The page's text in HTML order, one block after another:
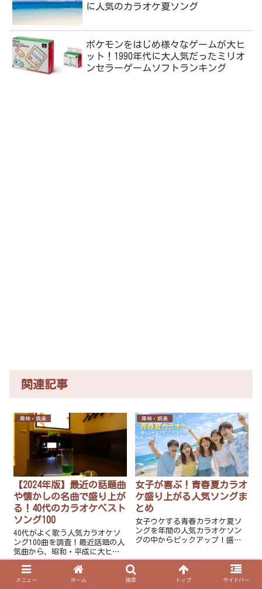
に人気のカラオケ夏ソング
ポケモンをはじめ様々なゲームが大ヒ
ット！1990年代に大人気だったミリオ
ンセラーゲームソフトランキング
関連記事
趣味・娯楽
【2024年版】最近の話題曲
や懐かしの名曲で盛り上が
る！40代のカラオケベスト
ソング100
40代がよく歌う人気カラオケソ
ング100曲を調査！最近話題の人
気曲から、昭和・平成に大ヒッ
トしたあの名曲までズラリ！春
夏秋冬の様々なシーンで歌う曲
に悩んだときには、もってこい
趣味・娯楽
女子が喜ぶ！青春夏カラオ
ケ盛り上がる人気ソングま
とめ
女子ウケする青春カラオケ夏ソ
ングを年間の人気カラオケソン
グの中からピックアップ！盛り
エモい楽曲まで、男女混合でも
外さない人気曲を紹介します。
メニュー ホーム 検索 トップ サイドバー